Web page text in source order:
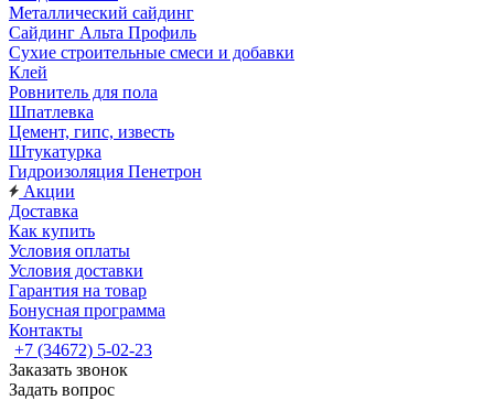
Металлический сайдинг
Сайдинг Альта Профиль
Сухие строительные смеси и добавки
Клей
Ровнитель для пола
Шпатлевка
Цемент, гипс, известь
Штукатурка
Гидроизоляция Пенетрон
Акции
Доставка
Как купить
Условия оплаты
Условия доставки
Гарантия на товар
Бонусная программа
Контакты
+7 (34672) 5-02-23
Заказать звонок
Задать вопрос